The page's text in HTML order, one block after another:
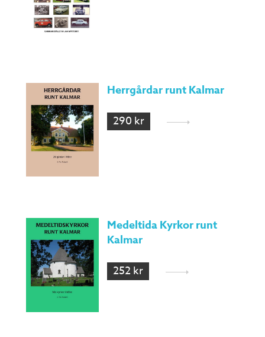
Herrgårdar runt Kalmar
290 kr
Medeltida Kyrkor runt
Kalmar
252 kr